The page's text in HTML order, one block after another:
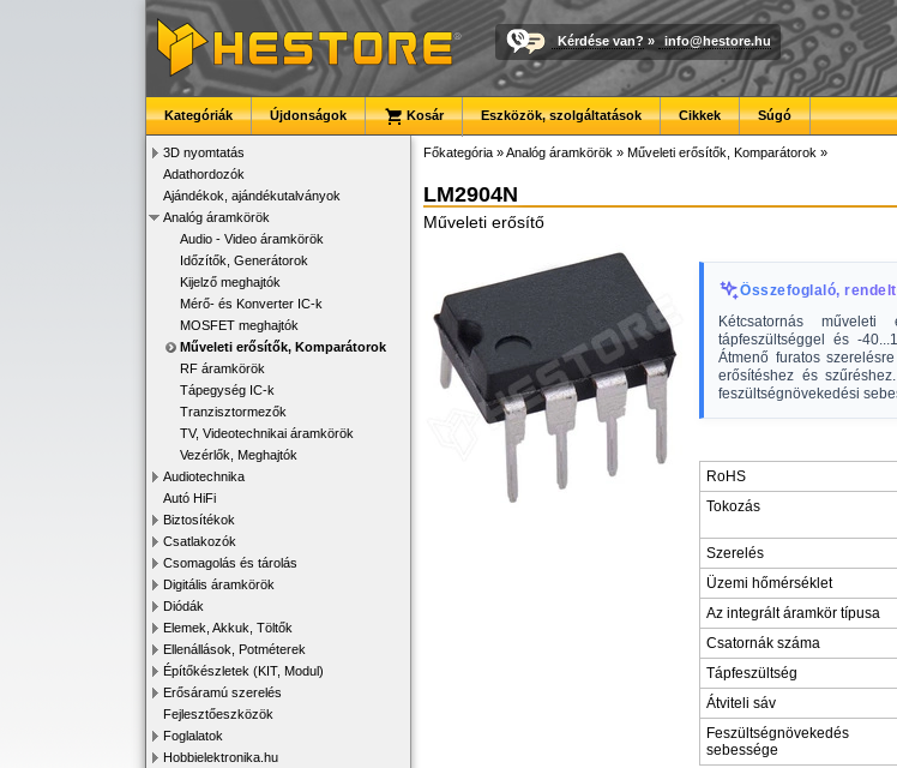
Kérdése van? » info@hestore.hu
Kategóriák Újdonságok Kosár Eszközök, szolgáltatások Cikkek Súgó
3D nyomtatás
Adathordozók
Ajándékok, ajándékutalványok
Analóg áramkörök
Audio - Video áramkörök
Időzítők, Generátorok
Kijelző meghajtók
Mérő- és Konverter IC-k
MOSFET meghajtók
Műveleti erősítők, Komparátorok
RF áramkörök
Tápegység IC-k
Tranzisztormezők
TV, Videotechnikai áramkörök
Vezérlők, Meghajtók
Audiotechnika
Autó HiFi
Biztosítékok
Csatlakozók
Csomagolás és tárolás
Digitális áramkörök
Diódák
Elemek, Akkuk, Töltők
Ellenállások, Potméterek
Építőkészletek (KIT, Modul)
Erősáramú szerelés
Fejlesztőeszközök
Foglalatok
Hobbielektronika.hu
Főkategória »Analóg áramkörök » Műveleti erősítők, Komparátorok »
LM2904N
Műveleti erősítő
Összefoglaló,
Kétcsatornás
tápfeszültséggel és -
Átmenő furatos
erősítéshez és
feszültségnövekedési
RoHS
Tokozás
Szerelés
Üzemi hőmérséklet
Az integrált áramkör típusa
Csatornák száma
Tápfeszültség
Átviteli sáv
Feszültségnövekedés
sebessége